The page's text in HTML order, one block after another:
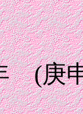
(